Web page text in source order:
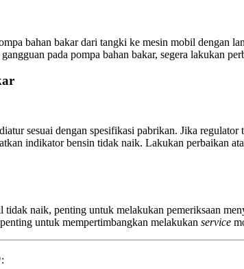
bahan bakar dari tangki ke mesin mobil dengan
pada pompa bahan bakar, segera lakukan
sesuai dengan spesifikasi pabrikan. Jika
indikator bensin tidak naik. Lakukan perbaikan
naik, penting untuk melakukan pemeriksaan
untuk mempertimbangkan melakukan service